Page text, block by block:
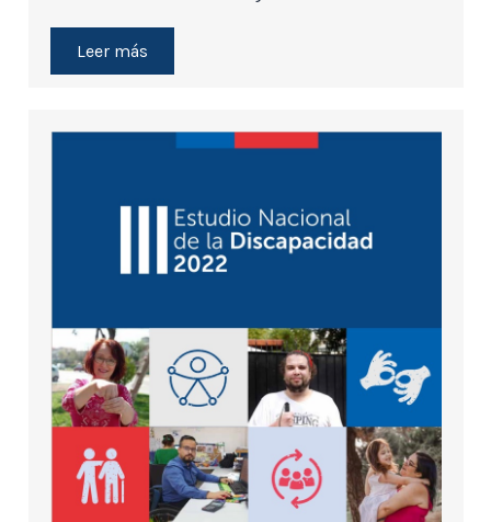
Leer más